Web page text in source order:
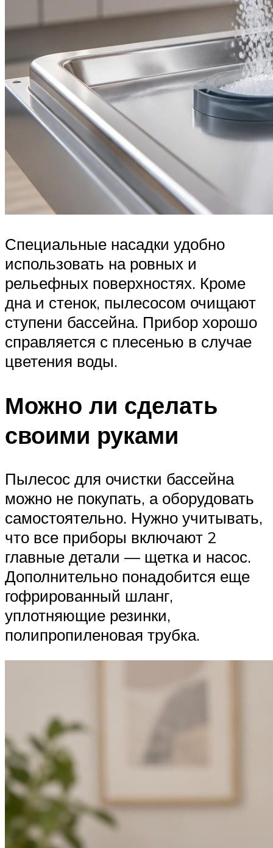
Специальные насадки удобно
использовать на ровных и
рельефных поверхностях. Кроме
дна и стенок, пылесосом очищают
ступени бассейна. Прибор хорошо
справляется с плесенью в случае
цветения воды.
Можно ли сделать
своими руками
Пылесос для очистки бассейна
можно не покупать, а оборудовать
самостоятельно. Нужно учитывать,
что все приборы включают 2
главные детали — щетка и насос.
Дополнительно понадобится еще
гофрированный шланг,
уплотняющие резинки,
полипропиленовая трубка.